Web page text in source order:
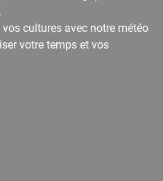
cultures avec notre météo
votre temps et vos